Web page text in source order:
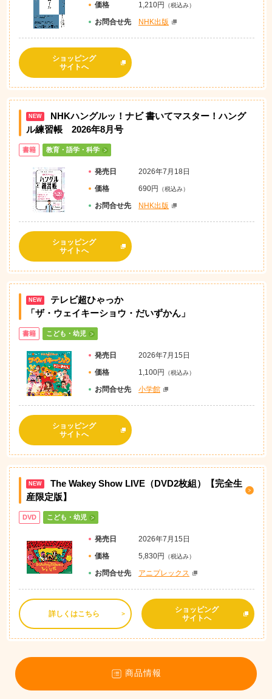
価格 1,210円 （税込み）
お問合せ先 NHK出版
ショッピング
サイトへ
NEW NHKハングルッ！ナビ 書いてマスター！ハング
ル練習帳 2026年8月号
書籍 教育・語学・科学
発売日
2026年7月18日
価格
690円 （税込み）
お問合せ先 NHK出版
ショッピング
サイトへ
NEW
テレビ超ひゃっか
「ザ・ウェイキーショウ・だいずかん」
書籍 こども・幼児
発売日
2026年7月15日
価格
1,100円 （税込み）
お問合せ先 小学館
ショッピング
サイトへ
NEW
The Wakey Show LIVE（DVD2枚組）【完全生
産限定版】
DVD こども・幼児
発売日
2026年7月15日
価格
5,830円 （税込み）
お問合せ先 アニプレックス
詳しくはこちら
ショッピング
サイトへ
商品情報